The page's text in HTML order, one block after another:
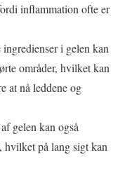
inflammation ofte er
i gelen kan
områder, hvilket kan
at nå leddene og
gelen kan også
hvilket på lang sigt kan